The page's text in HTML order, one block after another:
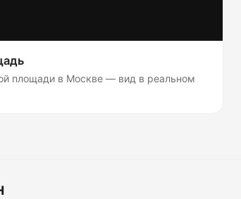
площади в Москве — вид в реальном